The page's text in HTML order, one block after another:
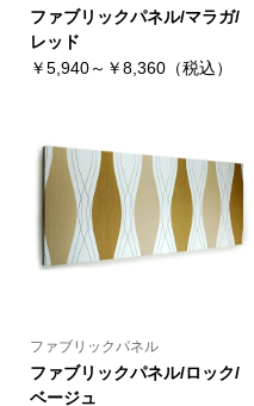
ファブリックパネル/マラガ/
レッド
￥5,940～￥8,360（税込）
ファブリックパネル
ファブリックパネル/ロック/
ベージュ